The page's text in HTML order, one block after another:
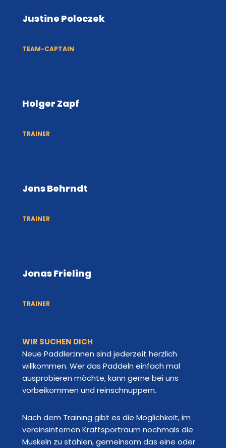
Justine Poloczek
TEAM-CAPTAIN
Holger Zapf
TRAINER
Jens Behrndt
TRAINER
Jonas Frieling
TRAINER
WIR SUCHEN DICH
Neue Paddler:innen sind jederzeit herzlich
willkommen. Wer das Paddeln einfach mal
ausprobieren möchte, kann gerne bei uns
vorbeikommen und reinschnuppern.
Nach dem Training gibt es die Möglichkeit, im
vereinsinternen Kraftsportraum nochmals die
Muskeln zu stählen, gemeinsam das eine oder